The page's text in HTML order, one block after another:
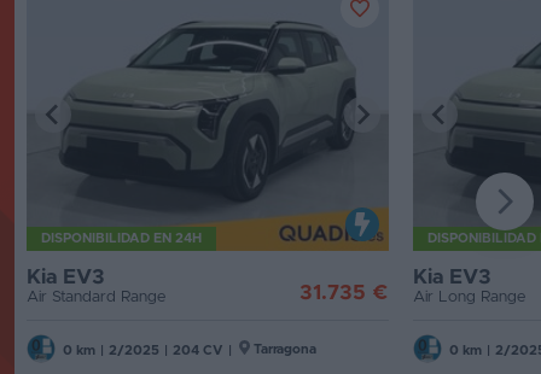
Kia EV3
Air Standard Range 31.735 €
0 km 2/2025 204 CV Tarragona
DISPONIBILIDAD EN 24H
Kia EV3
Air Long Range
0 km 2/
DISPONIBILIDAD